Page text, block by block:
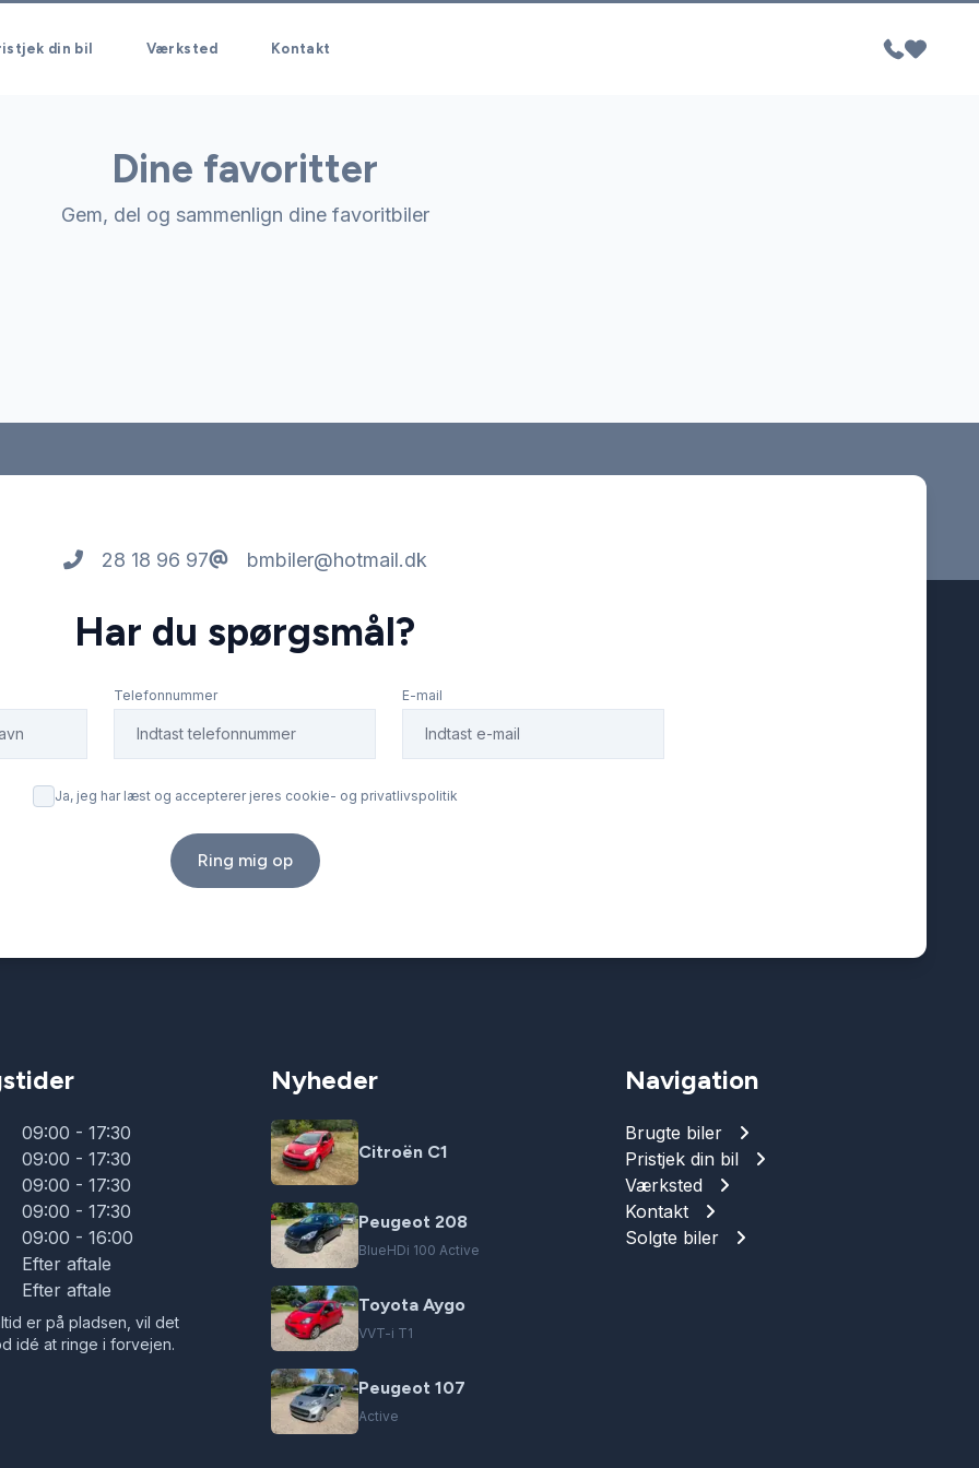
din bil Værksted Kontakt
Dine favoritter
Gem, del og sammenlign dine favoritbiler
28 18 96 97 bmbiler@hotmail.dk
Har du spørgsmål?
Telefonnummer E-mail
Ja, jeg har læst og accepterer jeres cookie- og privatlivspolitik
Ring mig op
09:00 - 17:30
09:00 - 17:30
09:00 - 17:30
09:00 - 17:30
09:00 - 16:00
Efter aftale
Efter aftale
er på pladsen, vil det
idé at ringe i forvejen.
Nyheder
Citroën C1
Peugeot 208
BlueHDi 100 Active
Toyota Aygo
VVT-i T1
Peugeot 107
Active
Navigation
Brugte biler
Pristjek din bil
Værksted
Kontakt
Solgte biler